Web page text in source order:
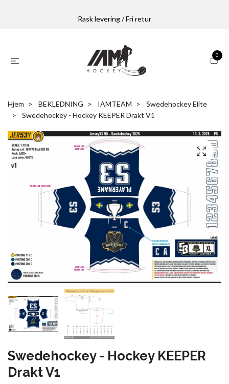
Rask levering / Fri retur
0
Hjem BEKLEDNING IAMTEAM
Swedehockey Elite
Swedehockey - Hockey KEEPER Drakt V1
Swedehockey - Hockey KEEPER
Drakt V1